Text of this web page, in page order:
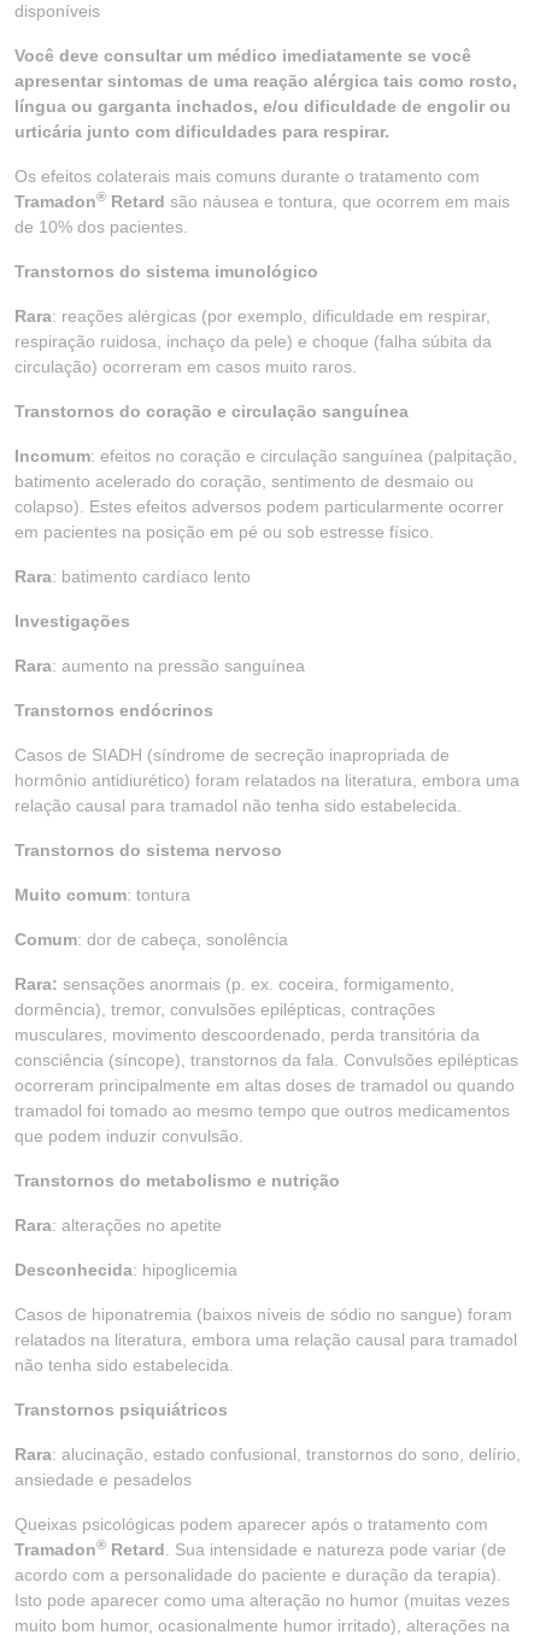
disponíveis
Você deve consultar um médico imediatamente se você
apresentar sintomas de uma reação alérgica tais como rosto,
língua ou garganta inchados, e/ou dificuldade de engolir ou
urticária junto com dificuldades para respirar.
Os efeitos colaterais mais comuns durante o tratamento com
Tramadon® Retard são náusea e tontura, que ocorrem em mais
de 10% dos pacientes.
Transtornos do sistema imunológico
Rara: reações alérgicas (por exemplo, dificuldade em respirar,
respiração ruidosa, inchaço da pele) e choque (falha súbita da
circulação) ocorreram em casos muito raros.
Transtornos do coração e circulação sanguínea
Incomum: efeitos no coração e circulação sanguínea (palpitação,
batimento acelerado do coração, sentimento de desmaio ou
colapso). Estes efeitos adversos podem particularmente ocorrer
em pacientes na posição em pé ou sob estresse físico.
Rara: batimento cardíaco lento
Investigações
Rara: aumento na pressão sanguínea
Transtornos endócrinos
Casos de SIADH (síndrome de secreção inapropriada de
hormônio antidiurético) foram relatados na literatura, embora uma
relação causal para tramadol não tenha sido estabelecida.
Transtornos do sistema nervoso
Muito comum: tontura
Comum: dor de cabeça, sonolência
Rara: sensações anormais (p. ex. coceira, formigamento,
dormência), tremor, convulsões epilépticas, contrações
musculares, movimento descoordenado, perda transitória da
consciência (síncope), transtornos da fala. Convulsões epilépticas
ocorreram principalmente em altas doses de tramadol ou quando
tramadol foi tomado ao mesmo tempo que outros medicamentos
que podem induzir convulsão.
Transtornos do metabolismo e nutrição
Rara: alterações no apetite
Desconhecida: hipoglicemia
Casos de hiponatremia (baixos níveis de sódio no sangue) foram
relatados na literatura, embora uma relação causal para tramadol
não tenha sido estabelecida.
Transtornos psiquiátricos
Rara: alucinação, estado confusional, transtornos do sono, delírio,
ansiedade e pesadelos
Queixas psicológicas podem aparecer após o tratamento com
Tramadon® Retard . Sua intensidade e natureza pode variar (de
acordo com a personalidade do paciente e duração da terapia).
Isto pode aparecer como uma alteração no humor (muitas vezes
muito bom humor, ocasionalmente humor irritado), alterações na